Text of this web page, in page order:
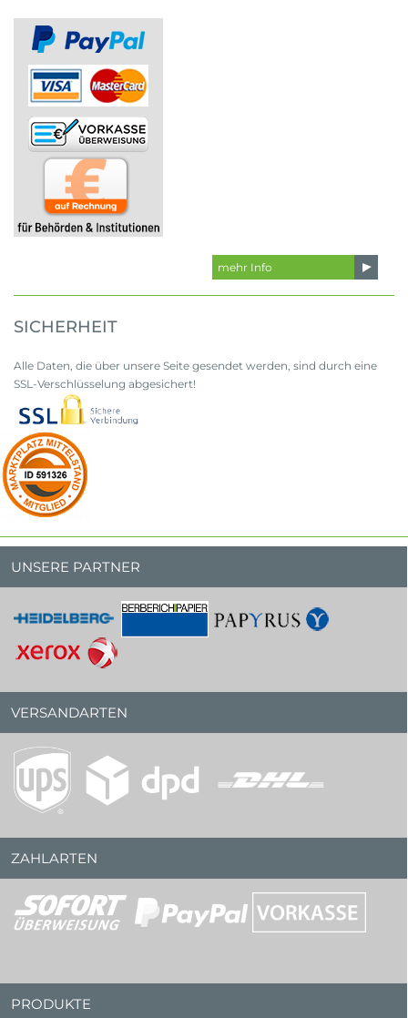
mehr Info
SICHERHEIT
Alle Daten, die über unsere Seite gesendet werden, sind durch eine
SSL-Verschlüsselung abgesichert!
UNSERE PARTNER
VERSANDARTEN
ZAHLARTEN
PRODUKTE